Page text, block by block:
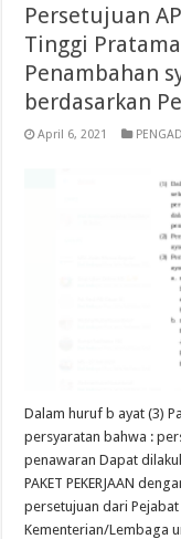
Persetujuan
Tinggi
Penambahan
berdasarkan
April 6, 2021
Dalam huruf b ayat (3)
persyaratan bahwa :
penawaran Dapat
PAKET PEKERJAAN
persetujuan dari
Kementerian/Lembaga